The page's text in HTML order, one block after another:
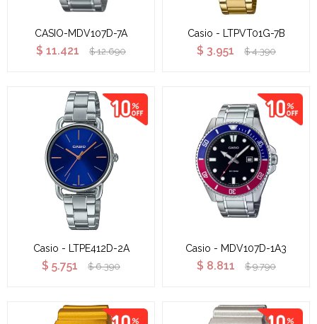
CASIO-MDV107D-7A
$ 11.421 $ 12.690
Casio - LTPVT01G-7B
$ 3.951 $ 4.390
Casio - LTPE412D-2A
$ 5.751 $ 6.390
Casio - MDV107D-1A3
$ 8.811 $ 9.790